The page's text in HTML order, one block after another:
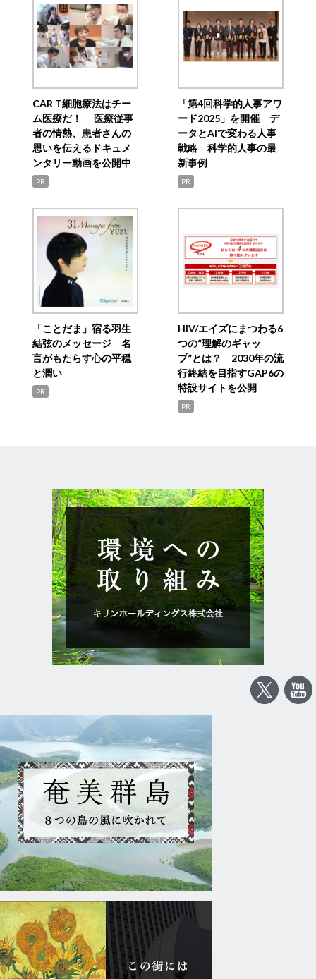
CAR T細胞療法はチー
ム医療だ！ 医療従事
者の情熱、患者さんの
思いを伝えるドキュメ
ンタリー動画を公開中
PR
「第4回科学的人事アワ
ード2025」を開催 デ
ータとAIで変わる人事
戦略 科学的人事の最
新事例
PR
「ことだま」宿る羽生
結弦のメッセージ 名
言がもたらす心の平穏
と潤い
PR
HIV/エイズにまつわる6
つの“理解のギャッ
プ”とは？ 2030年の流
行終結を目指すGAP6の
特設サイトを公開
PR